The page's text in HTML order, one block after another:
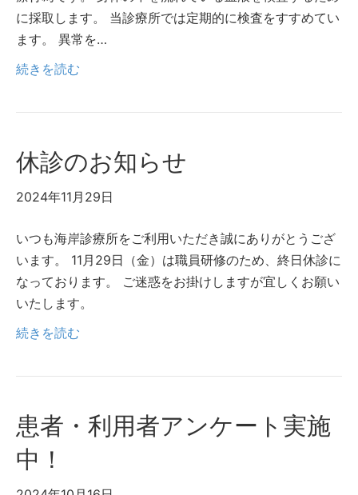
に採取します。 当診療所では定期的に検査をすすめてい
ます。 異常を…
続きを読む
休診のお知らせ
2024年11月29日
いつも海岸診療所をご利用いただき誠にありがとうござ
います。 11月29日（金）は職員研修のため、終日休診に
なっております。 ご迷惑をお掛けしますが宜しくお願い
いたします。
続きを読む
患者・利用者アンケート実施
中！